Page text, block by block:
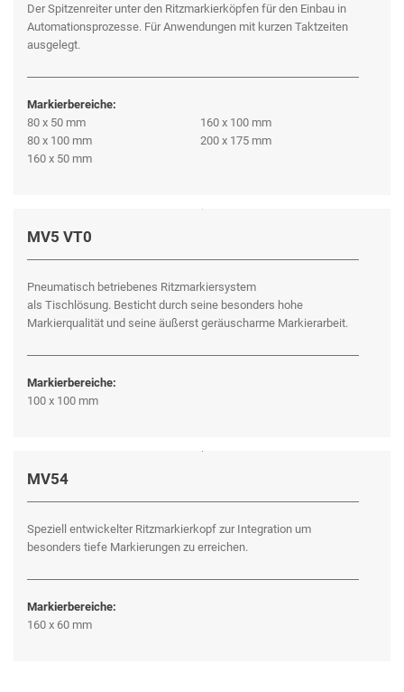
Der Spitzenreiter unter den Ritzmarkierköpfen für den Einbau in
Automationsprozesse. Für Anwendungen mit kurzen Taktzeiten
ausgelegt.
Markierbereiche:
80 x 50 mm
80 x 100 mm
160 x 50 mm
160 x 100 mm
200 x 175 mm
MV5 VT0
Pneumatisch betriebenes Ritzmarkiersystem
als Tischlösung. Besticht durch seine besonders hohe
Markierqualität und seine äußerst geräuscharme Markierarbeit.
Markierbereiche:
100 x 100 mm
MV54
Speziell entwickelter Ritzmarkierkopf zur Integration um
besonders tiefe Markierungen zu erreichen.
Markierbereiche:
160 x 60 mm